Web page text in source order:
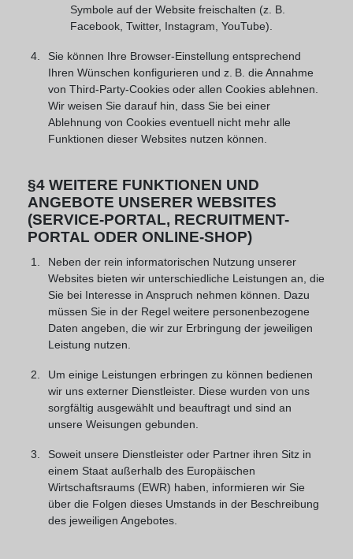
Symbole auf der Website freischalten (z. B.
Facebook, Twitter, Instagram, YouTube).
Sie können Ihre Browser-Einstellung entsprechend
Ihren Wünschen konfigurieren und z. B. die Annahme
von Third-Party-Cookies oder allen Cookies ablehnen.
Wir weisen Sie darauf hin, dass Sie bei einer
Ablehnung von Cookies eventuell nicht mehr alle
Funktionen dieser Websites nutzen können.
§4 WEITERE FUNKTIONEN UND
ANGEBOTE UNSERER WEBSITES
(SERVICE-PORTAL, RECRUITMENT-
PORTAL ODER ONLINE-SHOP)
Neben der rein informatorischen Nutzung unserer
Websites bieten wir unterschiedliche Leistungen an, die
Sie bei Interesse in Anspruch nehmen können. Dazu
müssen Sie in der Regel weitere personenbezogene
Daten angeben, die wir zur Erbringung der jeweiligen
Leistung nutzen.
Um einige Leistungen erbringen zu können bedienen
wir uns externer Dienstleister. Diese wurden von uns
sorgfältig ausgewählt und beauftragt und sind an
unsere Weisungen gebunden.
Soweit unsere Dienstleister oder Partner ihren Sitz in
einem Staat außerhalb des Europäischen
Wirtschaftsraums (EWR) haben, informieren wir Sie
über die Folgen dieses Umstands in der Beschreibung
des jeweiligen Angebotes.